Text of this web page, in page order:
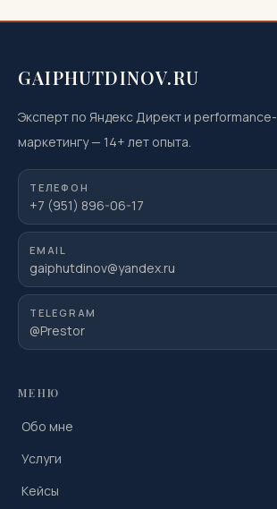
GAIPHUTDINOV.RU
Эксперт по Яндекс Директ и performance-
маркетингу— 14+ лет опыта.
ТЕЛЕФОН
+7 (951) 896-06-17
EMAIL
gaiphutdinov@yandex.ru
TELEGRAM
@Prestor
МЕНЮ
Обо мне
Услуги
Кейсы